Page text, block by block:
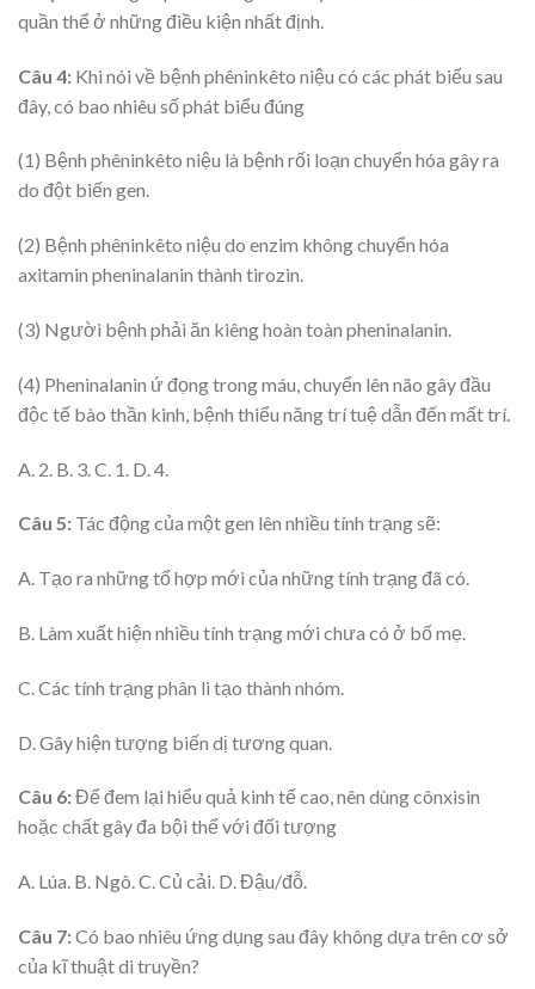
quần thể ở những điều kiện nhất định.
Câu 4: Khi nói về bệnh phêninkêto niệu có các phát biểu sau
đây, có bao nhiêu số phát biểu đúng
(1) Bệnh phêninkêto niệu là bệnh rối loạn chuyển hóa gây ra
do đột biến gen.
(2) Bệnh phêninkêto niệu do enzim không chuyển hóa
axitamin pheninalanin thành tirozin.
(3) Người bệnh phải ăn kiêng hoàn toàn pheninalanin.
(4) Pheninalanin ứ đọng trong máu, chuyển lên não gây đầu
độc tế bào thần kinh, bệnh thiểu năng trí tuệ dẫn đến mất trí.
A. 2. B. 3. C. 1. D. 4.
Câu 5: Tác động của một gen lên nhiều tính trạng sẽ:
A. Tạo ra những tổ hợp mới của những tính trạng đã có.
B. Làm xuất hiện nhiều tính trạng mới chưa có ở bố mẹ.
C. Các tính trạng phân li tạo thành nhóm.
D. Gây hiện tượng biến dị tương quan.
Câu 6:Để đem lại hiểu quả kinh tế cao, nên dùng cônxisin
hoặc chất gây đa bội thể với đối tượng
A. Lúa. B. Ngô. C. Củ cải. D. Đậu/đỗ.
Câu 7:Có bao nhiêu ứng dụng sau đây không dựa trên cơ sở
của kĩ thuật di truyền?